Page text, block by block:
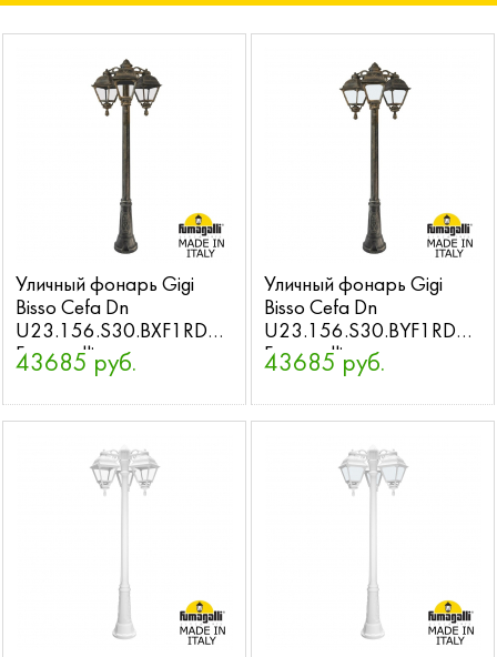
Уличный фонарь Gigi
Bisso Cefa Dn
U23.156.S30.BXF1RDN
Fumagalli
43685 руб.
Уличный фонарь Gigi
Bisso Cefa Dn
U23.156.S30.BYF1RDN
Fumagalli
43685 руб.